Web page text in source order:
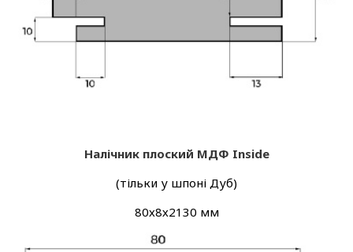
Налічник плоский МДФ Inside
(тільки у шпоні Дуб)
80х8х2130 мм